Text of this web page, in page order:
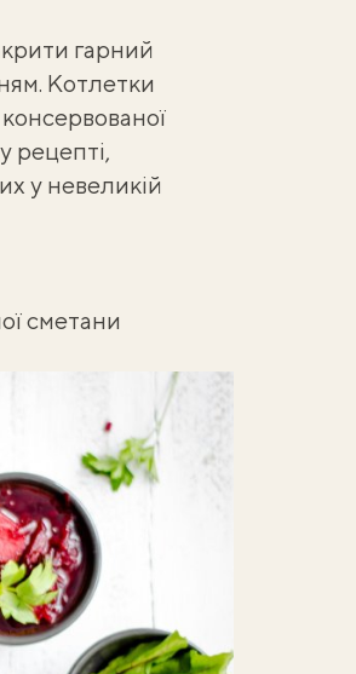
гарний
Котлетки
рецепті,
у невеликій
сметани